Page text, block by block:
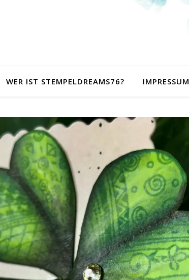
WER IST STEMPELDREAMS76? IMPRESSUM